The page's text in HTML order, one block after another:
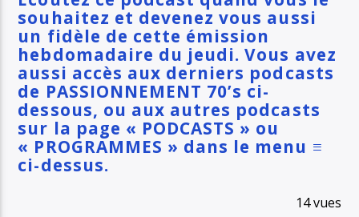
souhaitez et devenez vous aussi
un fidèle de cette émission
hebdomadaire du jeudi. Vous avez
aussi accès aux derniers podcasts
de PASSIONNEMENT 70’s ci-
dessous, ou aux autres podcasts
sur la page « PODCASTS » ou
« PROGRAMMES » dans le menu ≡
ci-dessus.
14 vues